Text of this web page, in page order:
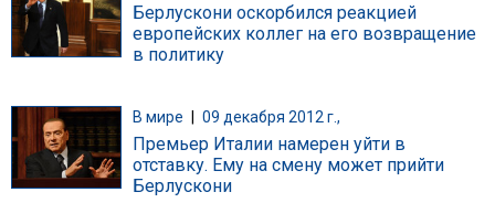
Берлускони оскорбился реакцией
европейских коллег на его возвращение
в политику
В мире 09 декабря 2012 г.,
Премьер Италии намерен уйти в
отставку. Ему на смену может прийти
Берлускони